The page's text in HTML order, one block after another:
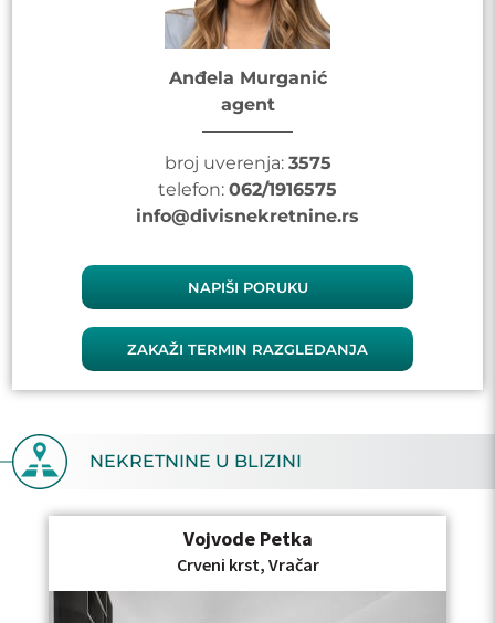
Anđela Murganić
agent
broj uverenja: 3575
telefon: 062/1916575
info@divisnekretnine.rs
NAPIŠI PORUKU
ZAKAŽI TERMIN RAZGLEDANJA
NEKRETNINE U BLIZINI
Vojvode Petka
Crveni krst, Vračar